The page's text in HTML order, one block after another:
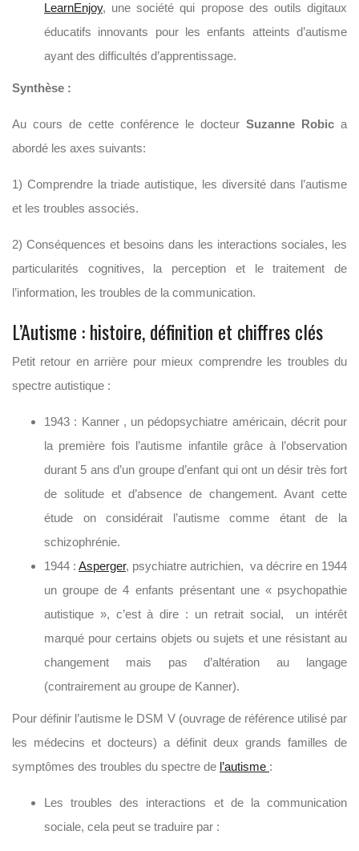
LearnEnjoy, une société qui propose des outils digitaux
éducatifs innovants pour les enfants atteints d’autisme
ayant des difficultés d’apprentissage.
Synthèse :
Au cours de cette conférence le docteur Suzanne Robic a
abordé les axes suivants:
1) Comprendre la triade autistique, les diversité dans l’autisme
et les troubles associés.
2) Conséquences et besoins dans les interactions sociales, les
particularités cognitives, la perception et le traitement de
l’information, les troubles de la communication.
L’Autisme : histoire, définition et chiffres clés
Petit retour en arrière pour mieux comprendre les troubles du
spectre autistique :
1943 : Kanner , un pédopsychiatre américain, décrit pour
la première fois l’autisme infantile grâce à l’observation
durant 5 ans d’un groupe d’enfant qui ont un désir très fort
de solitude et d’absence de changement. Avant cette
étude on considérait l’autisme comme étant de la
schizophrénie.
1944 : Asperger, psychiatre autrichien, va décrire en 1944
un groupe de 4 enfants présentant une « psychopathie
autistique », c’est à dire : un retrait social, un intérêt
marqué pour certains objets ou sujets et une résistant au
changement mais pas d’altération au langage
(contrairement au groupe de Kanner).
Pour définir l’autisme le DSM V (ouvrage de référence utilisé par
les médecins et docteurs) a définit deux grands familles de
symptômes des troubles du spectre de l’autisme :
Les troubles des interactions et de la communication
sociale, cela peut se traduire par :